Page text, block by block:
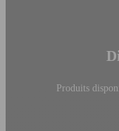
Produits